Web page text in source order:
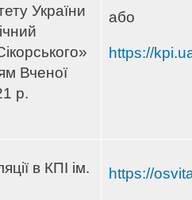
України
Вченої
р.
або
https://
в КПІ ім.
https://